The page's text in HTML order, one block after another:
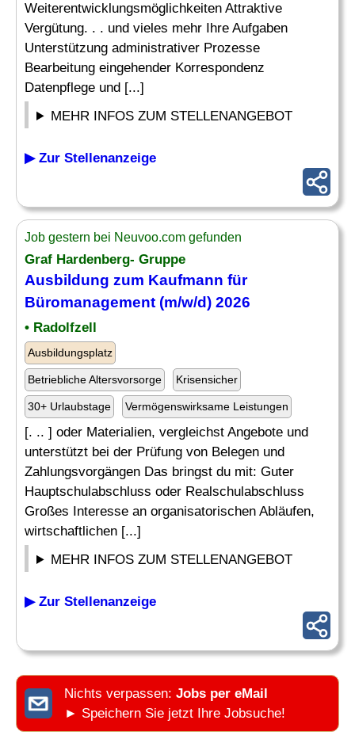
Weiterentwicklungsmöglichkeiten Attraktive
Vergütung. . . und vieles mehr Ihre Aufgaben
Unterstützung administrativer Prozesse
Bearbeitung eingehender Korrespondenz
Datenpflege und [...]
MEHR INFOS ZUM STELLENANGEBOT
▶ Zur Stellenanzeige
Job gestern bei Neuvoo.com gefunden
Graf Hardenberg- Gruppe
Ausbildung zum Kaufmann für
Büromanagement (m/w/d) 2026
• Radolfzell
Ausbildungsplatz
Betriebliche Altersvorsorge Krisensicher
30+ Urlaubstage Vermögenswirksame Leistungen
[. .. ] oder Materialien, vergleichst Angebote und
unterstützt bei der Prüfung von Belegen und
Zahlungsvorgängen Das bringst du mit: Guter
Hauptschulabschluss oder Realschulabschluss
Großes Interesse an organisatorischen Abläufen,
wirtschaftlichen [...]
MEHR INFOS ZUM STELLENANGEBOT
▶ Zur Stellenanzeige
Nichts verpassen: Jobs per eMail
► Speichern Sie jetzt Ihre Jobsuche!